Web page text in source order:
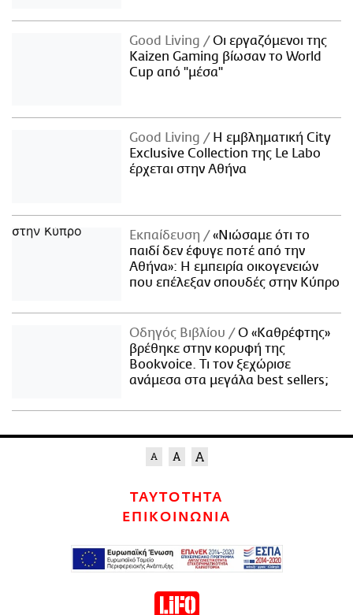
Good Living
Οι εργαζόμενοι της
Kaizen Gaming βίωσαν το World
Cup από "μέσα"
Good Living
Η εμβληματική City
Exclusive Collection της Le Labo
έρχεται στην Αθήνα
Εκπαίδευση
«Νιώσαμε ότι το
παιδί δεν έφυγε ποτέ από την
Αθήνα»: Η εμπειρία οικογενειών
που επέλεξαν σπουδές στην Κύπρο
Οδηγός Βιβλίου
Ο «Καθρέφτης»
βρέθηκε στην κορυφή της
Bookvoice. Τι τον ξεχώρισε
ανάμεσα στα μεγάλα best sellers;
ΤΑΥΤΟΤΗΤΑ
ΕΠΙΚΟΙΝΩΝΙΑ